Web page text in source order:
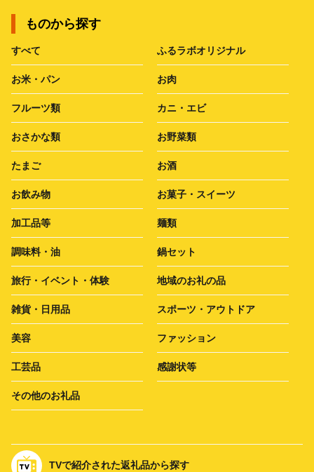
ものから探す
すべて ふるラボオリジナル
お米・パン お肉
フルーツ類 カニ・エビ
おさかな類 お野菜類
たまご お酒
お飲み物 お菓子・スイーツ
加工品等 麺類
調味料・油 鍋セット
旅行・イベント・体験 地域のお礼の品
雑貨・日用品 スポーツ・アウトドア
美容 ファッション
工芸品 感謝状等
その他のお礼品
TVで紹介された返礼品から探す